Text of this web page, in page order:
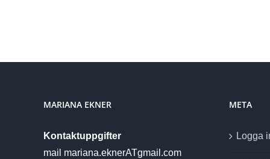
MARIANA EKNER
Kontaktuppgifter
mail mariana.eknerATgmail.com
META
Logga